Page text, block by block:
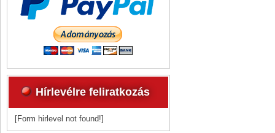
Hírlevélre feliratkozás
[Form hirlevel not found!]